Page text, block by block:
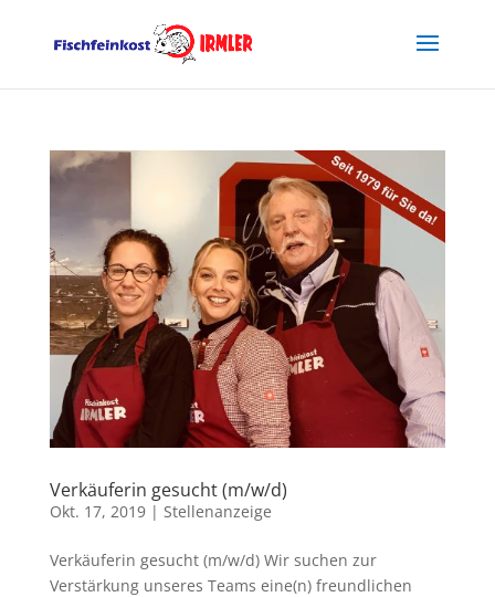
Verkäuferin gesucht (m/w/d)
Okt. 17, 2019| Stellenanzeige
Verkäuferin gesucht (m/w/d) Wir suchen zur
Verstärkung unseres Teams eine(n) freundlichen